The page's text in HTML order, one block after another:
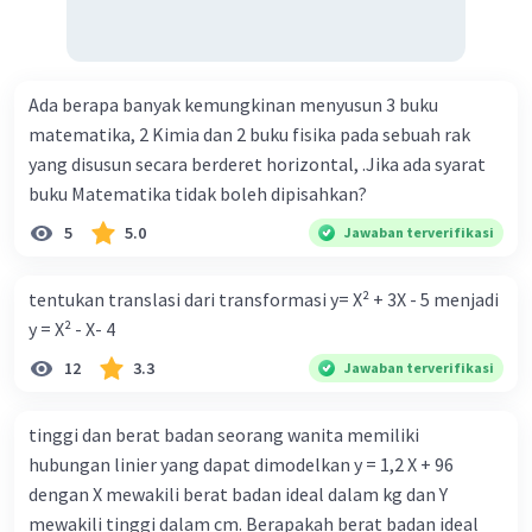
Ada berapa banyak kemungkinan menyusun 3 buku
matematika, 2 Kimia dan 2 buku fisika pada sebuah rak
yang disusun secara berderet horizontal, .Jika ada syarat
buku Matematika tidak boleh dipisahkan?
5 5.0 Jawaban terverifikasi
tentukan translasi dari transformasi y= X² + 3X - 5 menjadi
y = X² - X- 4
12 3.3 Jawaban terverifikasi
tinggi dan berat badan seorang wanita memiliki
hubungan linier yang dapat dimodelkan y = 1,2 X + 96
dengan X mewakili berat badan ideal dalam kg dan Y
mewakili tinggi dalam cm. Berapakah berat badan ideal